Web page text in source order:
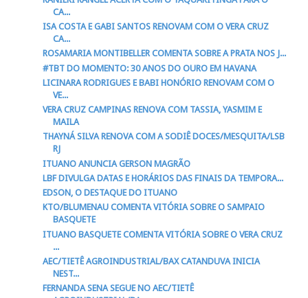
CA...
ISA COSTA E GABI SANTOS RENOVAM COM O VERA CRUZ
CA...
ROSAMARIA MONTIBELLER COMENTA SOBRE A PRATA NOS J...
#TBT DO MOMENTO: 30 ANOS DO OURO EM HAVANA
LICINARA RODRIGUES E BABI HONÓRIO RENOVAM COM O
VE...
VERA CRUZ CAMPINAS RENOVA COM TASSIA, YASMIM E
MAILA
THAYNÁ SILVA RENOVA COM A SODIÊ DOCES/MESQUITA/LSB
RJ
ITUANO ANUNCIA GERSON MAGRÃO
LBF DIVULGA DATAS E HORÁRIOS DAS FINAIS DA TEMPORA...
EDSON, O DESTAQUE DO ITUANO
KTO/BLUMENAU COMENTA VITÓRIA SOBRE O SAMPAIO
BASQUETE
ITUANO BASQUETE COMENTA VITÓRIA SOBRE O VERA CRUZ
...
AEC/TIETÊ AGROINDUSTRIAL/BAX CATANDUVA INICIA
NEST...
FERNANDA SENA SEGUE NO AEC/TIETÊ